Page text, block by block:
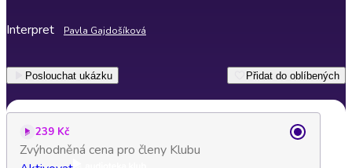
Interpret Pavla Gajdošíková
Poslouchat ukázku Přidat do oblíbených
239 Kč
Zvýhodněná cena pro členy Klubu